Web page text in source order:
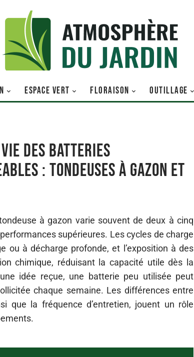
ESPACE VERT FLORAISON OUTILLAGE
vie des batteries
: tondeuses à gazon et
à gazon varie souvent de deux à cinq
supérieures. Les cycles de charge
ou à décharge profonde, et l’exposition à des
chimique, réduisant la capacité utile dès la
idée reçue, une batterie peu utilisée peut
chaque semaine. Les différences entre
que la fréquence d’entretien, jouent un rôle